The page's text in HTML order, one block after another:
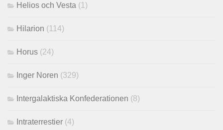
Helios och Vesta (1)
Hilarion (114)
Horus (24)
Inger Noren (329)
Intergalaktiska Konfederationen (8)
Intraterrestier (4)